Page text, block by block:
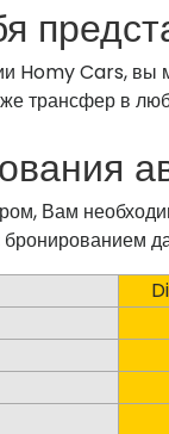
Cars, вы
же трансфер в
Вам